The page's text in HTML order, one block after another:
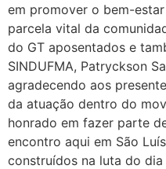
em promover o bem-
parcela vital da
do GT aposentados e
SINDUFMA, Patryckson
agradecendo aos
da atuação dentro do
honrado em fazer parte
encontro aqui em São
construídos na luta do